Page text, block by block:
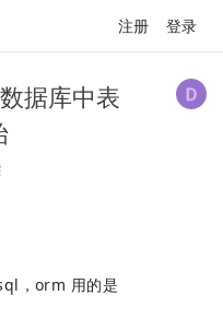
注册 登录
据库中表
，orm 用的是